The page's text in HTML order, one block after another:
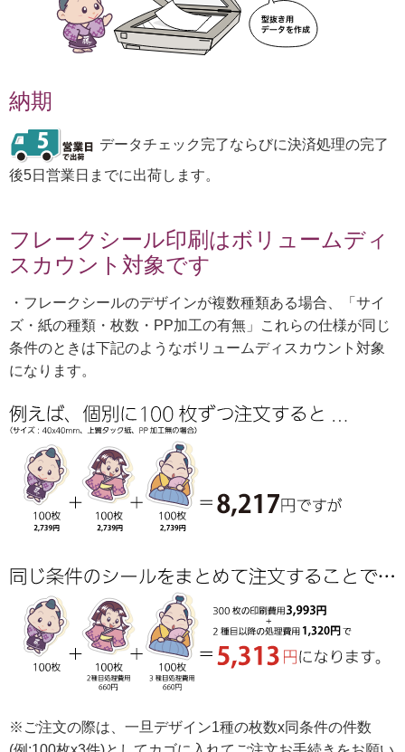
納期
データチェック完了ならびに決済処理の完了
後5日営業日までに出荷します。
フレークシール印刷はボリュームディ
スカウント対象です
・フレークシールのデザインが複数種類ある場合、「サイ
ズ・紙の種類・枚数・PP加工の有無」これらの仕様が同じ
条件のときは下記のようなボリュームディスカウント対象
になります。
※ご注文の際は、一旦デザイン1種の枚数x同条件の件数